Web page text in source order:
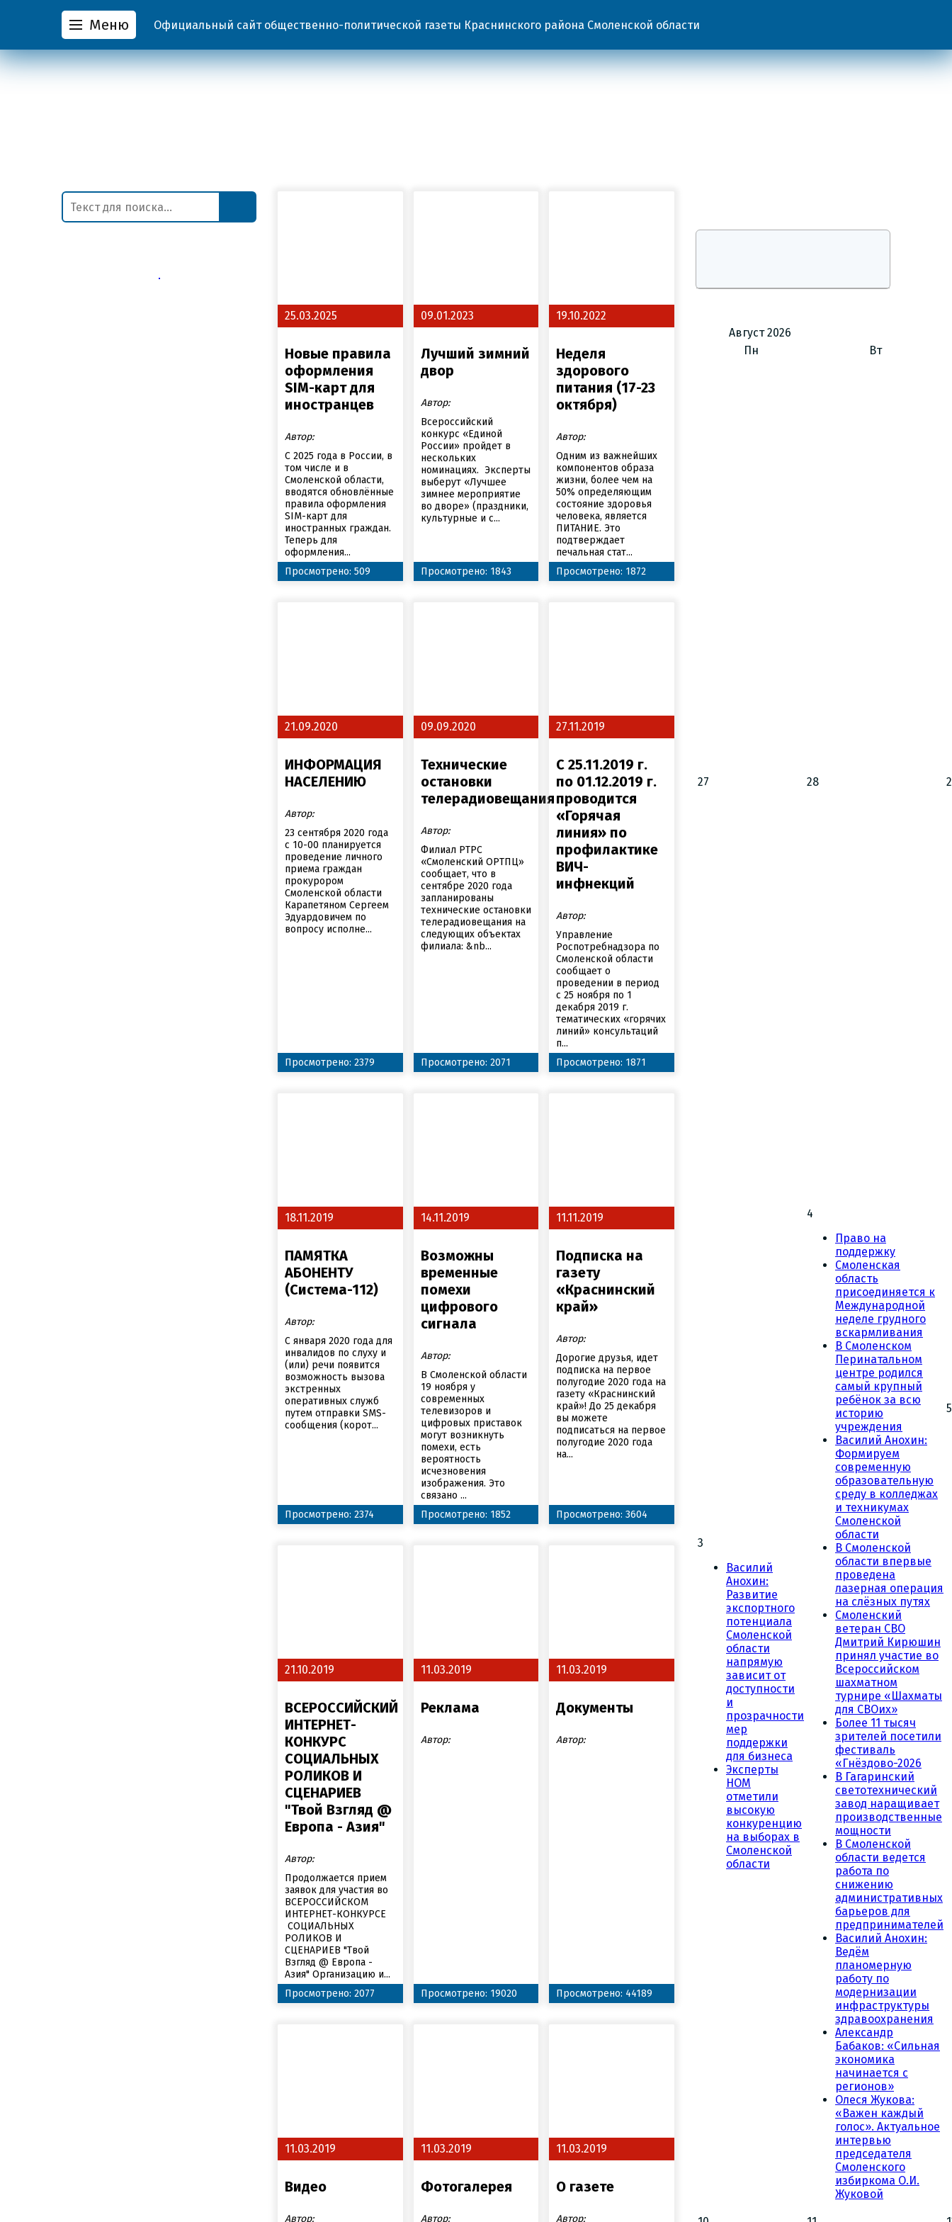
Меню Официальный сайт общественно-политической газеты Краснинского района Смоленской области
25.03.2025
Новые правила
оформления
SIM-карт для
иностранцев
Автор:
С 2025 года в России, в
том числе и в
Смоленской области,
вводятся обновлённые
правила оформления
SIM-карт для
иностранных граждан.
Теперь для
оформления...
Просмотрено: 509
09.01.2023
Лучший зимний
двор
Автор:
Всероссийский
конкурс «Единой
России» пройдет в
нескольких
номинациях. Эксперты
выберут «Лучшее
зимнее мероприятие
во дворе» (праздники,
культурные и с...
Просмотрено: 1843
19.10.2022
Неделя
здорового
питания (17-23
октября)
Автор:
Одним из важнейших
компонентов образа
жизни, более чем на
50% определяющим
состояние здоровья
человека, является
ПИТАНИЕ. Это
подтверждает
печальная стат...
Просмотрено: 1872
21.09.2020
ИНФОРМАЦИЯ
НАСЕЛЕНИЮ
Автор:
23 сентября 2020 года
с 10-00 планируется
проведение личного
приема граждан
прокурором
Смоленской области
Карапетяном Сергеем
Эдуардовичем по
вопросу исполне...
Просмотрено: 2379
09.09.2020
Технические
остановки
телерадиовещания
Автор:
Филиал РТРС
«Смоленский ОРТПЦ»
сообщает, что в
сентябре 2020 года
запланированы
технические остановки
телерадиовещания на
следующих объектах
филиала: &nb...
Просмотрено: 2071
27.11.2019
C 25.11.2019 г.
по 01.12.2019 г.
проводится
«Горячая
линия» по
профилактике
ВИЧ-
инфнекций
Автор:
Управление
Роспотребнадзора по
Смоленской области
сообщает о
проведении в период
с 25 ноября по 1
декабря 2019 г.
тематических «горячих
линий» консультаций
п...
Просмотрено: 1871
18.11.2019
ПАМЯТКА
АБОНЕНТУ
(Система-112)
Автор:
С января 2020 года для
инвалидов по слуху и
(или) речи появится
возможность вызова
экстренных
оперативных служб
путем отправки SMS-
сообщения (корот...
Просмотрено: 2374
14.11.2019
Возможны
временные
помехи
цифрового
сигнала
Автор:
В Смоленской области
19 ноября у
современных
телевизоров и
цифровых приставок
могут возникнуть
помехи, есть
вероятность
исчезновения
изображения. Это
связано ...
Просмотрено: 1852
11.11.2019
Подписка на
газету
«Краснинский
край»
Автор:
Дорогие друзья, идет
подписка на первое
полугодие 2020 года на
газету «Краснинский
край»! До 25 декабря
вы можете
подписаться на первое
полугодие 2020 года
на...
Просмотрено: 3604
21.10.2019
ВСЕРОССИЙСКИЙ
ИНТЕРНЕТ-
КОНКУРС
СОЦИАЛЬНЫХ
РОЛИКОВ И
СЦЕНАРИЕВ
"Твой Взгляд @
Европа - Азия"
Автор:
Продолжается прием
заявок для участия во
ВСЕРОССИЙСКОМ
ИНТЕРНЕТ-КОНКУРСЕ
СОЦИАЛЬНЫХ
РОЛИКОВ И
СЦЕНАРИЕВ "Твой
Взгляд @ Европа -
Азия" Организацию и...
Просмотрено: 2077
11.03.2019
Реклама
Автор:
Просмотрено: 19020
11.03.2019
Документы
Автор:
Просмотрено: 44189
11.03.2019
Видео
Автор:
11.03.2019
Фотогалерея
Автор:
11.03.2019
О газете
Автор:
Август 2026
Пн
Вт
27 28
3
Василий
Анохин:
Развитие
экспортного
потенциала
Смоленской
области
напрямую
зависит от
доступности
и
прозрачности
мер
поддержки
для бизнеса
Эксперты
НОМ
отметили
высокую
конкуренцию
на выборах в
Смоленской
области
4
Право на
поддержку
Смоленская
область
присоединяется к
Международной
неделе грудного
вскармливания
В Смоленском
Перинатальном
центре родился
самый крупный
ребёнок за всю
историю
учреждения
Василий Анохин:
Формируем
современную
образовательную
среду в колледжах
и техникумах
Смоленской
области
В Смоленской
области впервые
проведена
лазерная операция
на слёзных путях
Смоленский
ветеран СВО
Дмитрий Кирюшин
принял участие во
Всероссийском
шахматном
турнире «Шахматы
для СВОих»
Более 11 тысяч
зрителей посетили
фестиваль
«Гнёздово-2026
В Гагаринский
светотехнический
завод наращивает
производственные
мощности
В Смоленской
области ведется
работа по
снижению
административных
барьеров для
предпринимателей
Василий Анохин:
Ведём
планомерную
работу по
модернизации
инфраструктуры
здравоохранения
Александр
Бабаков: «Сильная
экономика
начинается с
регионов»
Олеся Жукова:
«Важен каждый
голос». Актуальное
интервью
председателя
Смоленского
избиркома О.И.
Жуковой
5